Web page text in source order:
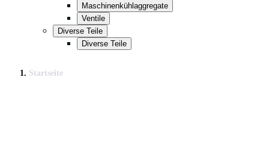
Maschinenkühlaggregate
Ventile
Diverse Teile
Diverse Teile
Startseite